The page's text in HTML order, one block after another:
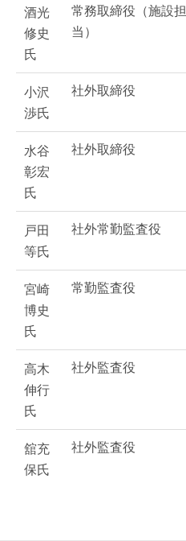
酒光
修史
氏
常務取締役（施設担
当）
小沢
渉氏
社外取締役
水谷
彰宏
氏
社外取締役
戸田
等氏
社外常勤監査役
宮崎
博史
氏
常勤監査役
高木
伸行
氏
社外監査役
舘充
保氏
社外監査役